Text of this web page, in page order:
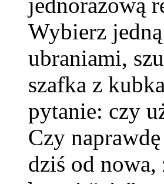
Wybierz
ubraniami,
szafka z
pytanie: czy
Czy
dziś od nowa,